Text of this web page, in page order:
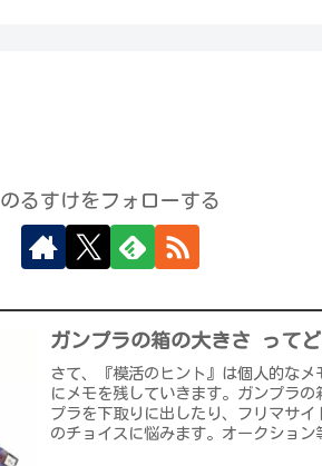
のるすけをフォローする
ガンプラの箱の大きさ って
さて、『模活のヒント』は個人的な
にメモを残していきます。ガンプラ
プラを下取りに出したり、フリマサ
のチョイスに悩みます。オークショ